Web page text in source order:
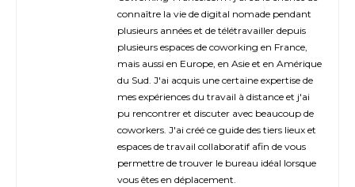
connaître la vie de digital nomade pendant
plusieurs années et de télétravailler depuis
plusieurs espaces de coworking en France,
mais aussi en Europe, en Asie et en Amérique
du Sud. J'ai acquis une certaine expertise de
mes expériences du travail à distance et j'ai
pu rencontrer et discuter avec beaucoup de
coworkers. J'ai créé ce guide des tiers lieux et
espaces de travail collaboratif afin de vous
permettre de trouver le bureau idéal lorsque
vous êtes en déplacement.